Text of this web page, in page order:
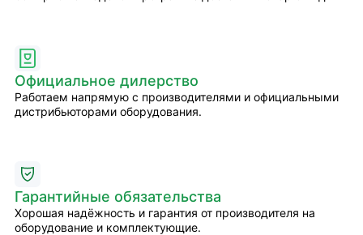
Официальное дилерство
Работаем напрямую с производителями и официальными
дистрибьюторами оборудования.
Гарантийные обязательства
Хорошая надёжность и гарантия от производителя на
оборудование и комплектующие.